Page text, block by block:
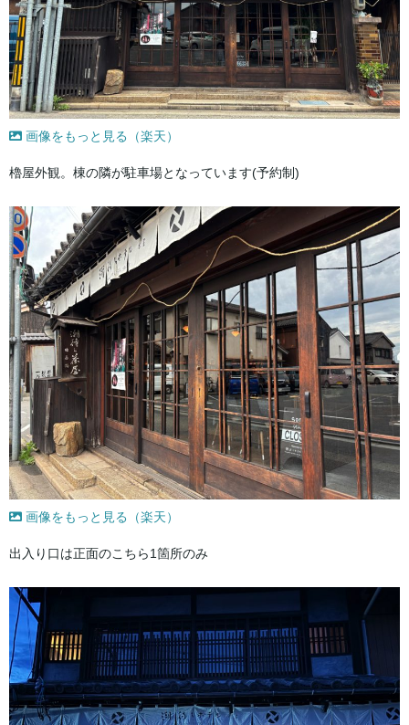
画像をもっと見る（楽天）
櫓屋外観。棟の隣が駐車場となっています(予約制)
画像をもっと見る（楽天）
出入り口は正面のこちら1箇所のみ